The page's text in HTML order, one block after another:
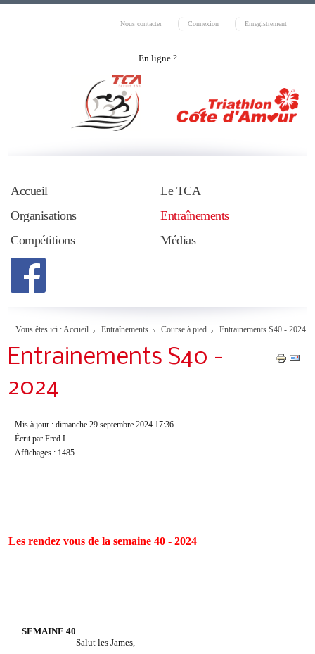
Nous contacter Connexion Enregistrement
En ligne ?
Accueil
Le TCA
Organisations
Entraînements
Compétitions
Médias
Vous êtes ici :Accueil Entraînements Course à pied Entrainements S40 - 2024
Entrainements S40 -
2024
Mis à jour : dimanche 29 septembre 2024 17:36
Écrit par Fred L.
Affichages : 1485
Les rendez vous de la semaine 40 - 2024
SEMAINE 40
Salut les James,